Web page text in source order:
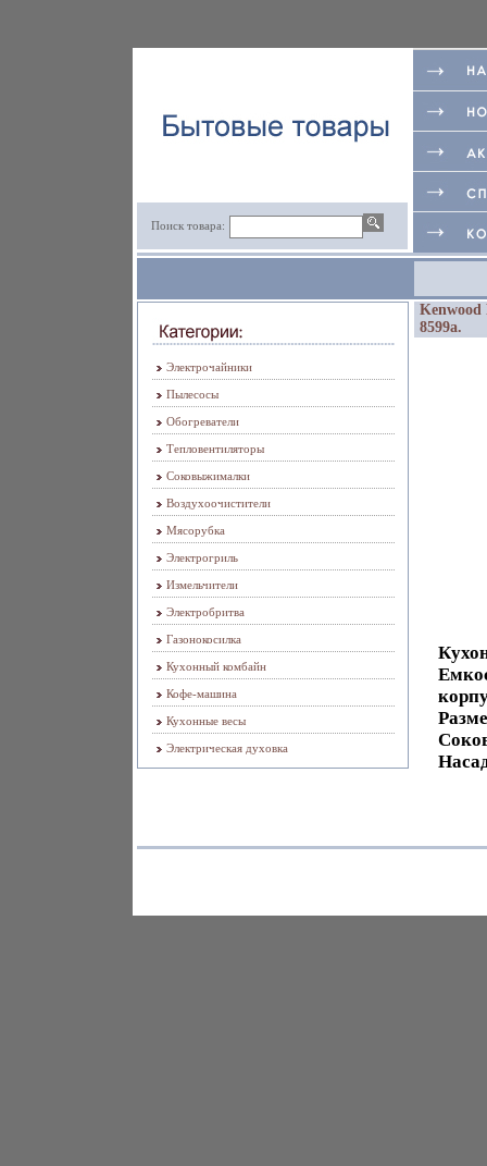
Поиск товара:
Электрочайники
Пылесосы
Обогреватели
Тепловентиляторы
Соковыжималки
Воздухоочистители
Мясорубка
Электрогриль
Измельчители
Электробритва
Газонокосилка
Кухонный комбайн
Кофе-машина
Кухонные весы
Электрическая духовка
Kenwood
8599a.